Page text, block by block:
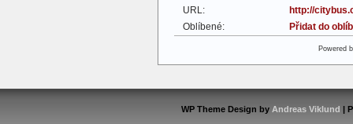
URL:
http://
Oblíbené:
Přidat do
Powered
WP Theme Design by Andreas Viklund |